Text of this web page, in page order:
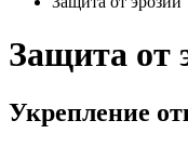
Защита от
Укрепление